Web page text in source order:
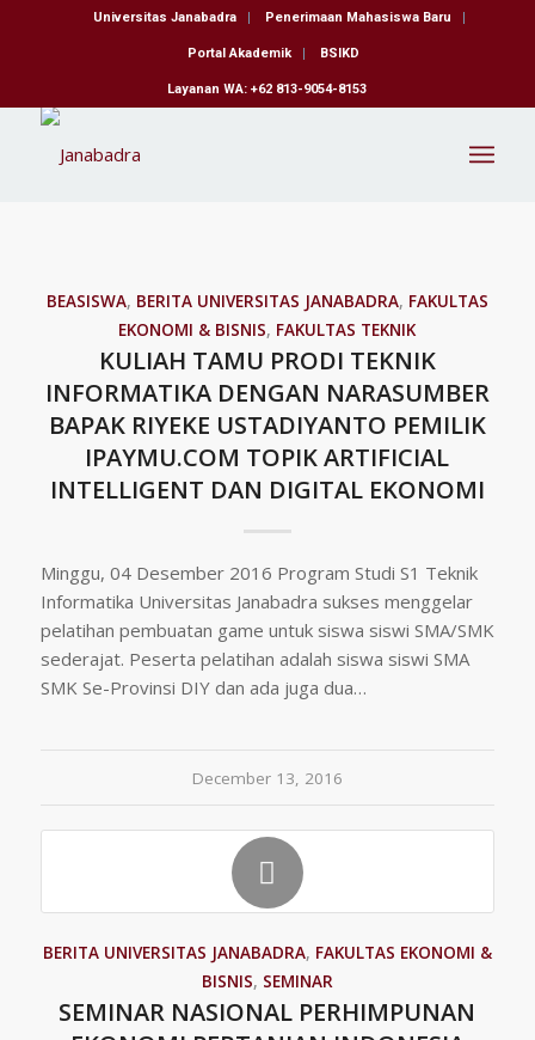
Universitas Janabadra Penerimaan Mahasiswa Baru
Portal Akademik BSIKD
Layanan WA: +62 813-9054-8153
BEASISWA, BERITA UNIVERSITAS JANABADRA, FAKULTAS
EKONOMI & BISNIS, FAKULTAS TEKNIK
KULIAH TAMU PRODI TEKNIK
INFORMATIKA DENGAN NARASUMBER
BAPAK RIYEKE USTADIYANTO PEMILIK
IPAYMU.COM TOPIK ARTIFICIAL
INTELLIGENT DAN DIGITAL EKONOMI
Minggu, 04 Desember 2016 Program Studi S1 Teknik
Informatika Universitas Janabadra sukses menggelar
pelatihan pembuatan game untuk siswa siswi SMA/SMK
sederajat. Peserta pelatihan adalah siswa siswi SMA
SMK Se-Provinsi DIY dan ada juga dua…
December 13, 2016
BERITA UNIVERSITAS JANABADRA, FAKULTAS EKONOMI &
BISNIS, SEMINAR
SEMINAR NASIONAL PERHIMPUNAN